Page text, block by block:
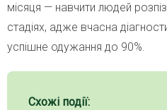
місяця — навчити людей
стадіях, адже вчасна
успішне одужання до 90%.
Схожі події: